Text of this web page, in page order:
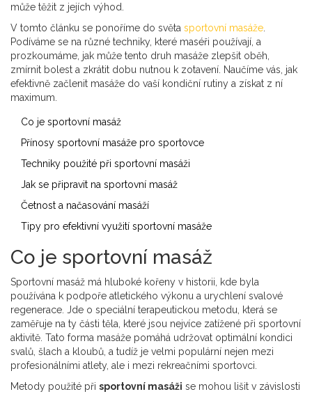
může těžit z jejích výhod.
V tomto článku se ponoříme do světa sportovní masáže
Podíváme se na různé techniky, které maséři používají, a
prozkoumáme, jak může tento druh masáže zlepšit oběh,
zmírnit bolest a zkrátit dobu nutnou k zotavení. Naučíme vás, jak
efektivně začlenit masáže do vaší kondiční rutiny a získat z ní
maximum.
Co je sportovní masáž
Přínosy sportovní masáže pro sportovce
Techniky použité při sportovní masáži
Jak se připravit na sportovní masáž
Četnost a načasování masáží
Tipy pro efektivní využití sportovní masáže
Co je sportovní masáž
Sportovní masáž má hluboké kořeny v historii, kde byla
používána k podpoře atletického výkonu a urychlení svalové
regenerace. Jde o speciální terapeutickou metodu, která se
zaměřuje na ty části těla, které jsou nejvíce zatížené při sportovní
aktivitě. Tato forma masáže pomáhá udržovat optimální kondici
svalů, šlach a kloubů, a tudíž je velmi populární nejen mezi
profesionálními atlety, ale i mezi rekreačními sportovci.
Metody použité při sportovní masáži se mohou lišit v závislosti